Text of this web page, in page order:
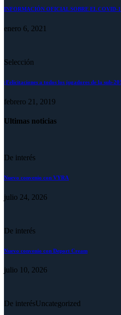
INFORMACIÓN OFICIAL SOBRE EL COVID-
enero 6, 2021
Selección
¡Felicitaciones a todos los jugadores de la sub-20!
febrero 21, 2019
Ultimas noticias
De interés
Nuevo convenio con VYRA
julio 24, 2026
De interés
Nuevo convenio con Deport Cream
julio 10, 2026
De interésUncategorized